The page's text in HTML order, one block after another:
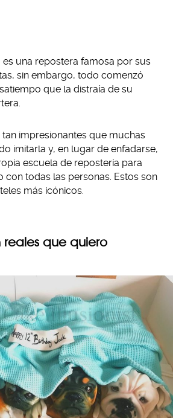
es una repostera famosa por sus
sin embargo, todo comenzó
que la distraía de su
impresionantes que muchas
imitarla y, en lugar de enfadarse,
escuela de repostería para
con todas las personas. Estos son
más icónicos.
reales que quiero